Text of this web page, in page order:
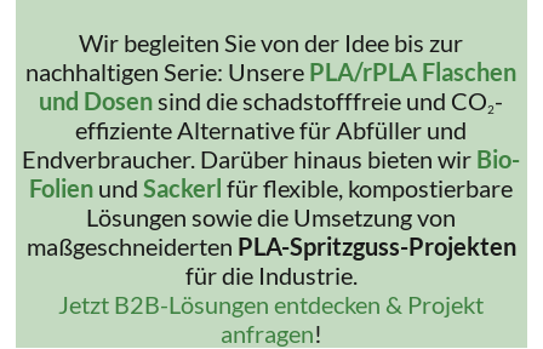
Wir begleiten Sie von der Idee bis zur
nachhaltigen Serie: Unsere PLA/rPLA Flaschen
und Dosensind die schadstofffreie und CO2-
effiziente Alternative für Abfüller und
Endverbraucher. Darüber hinaus bieten wir Bio-
Folien undSackerl für flexible, kompostierbare
Lösungen sowie die Umsetzung von
maßgeschneiderten PLA-Spritzguss-Projekten
für die Industrie.
Jetzt B2B-Lösungen entdecken & Projekt
anfragen!